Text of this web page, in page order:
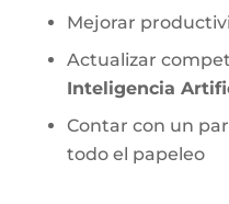
Mejorar
Actualizar
Inteligencia
Contar con un
todo el papeleo